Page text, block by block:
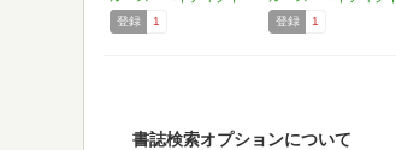
登録 1 登録 1
書誌検索オプションについて